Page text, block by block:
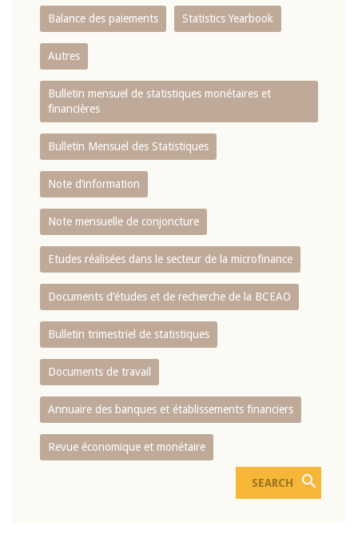
Balance des paiements Statistics Yearbook
Autres
Bulletin mensuel de statistiques monétaires et
financières
Bulletin Mensuel des Statistiques
Note d’information
Note mensuelle de conjoncture
Etudes réalisées dans le secteur de la microfinance
Documents d’études et de recherche de la BCEAO
Bulletin trimestriel de statistiques
Documents de travail
Annuaire des banques et établissements financiers
Revue économique et monétaire